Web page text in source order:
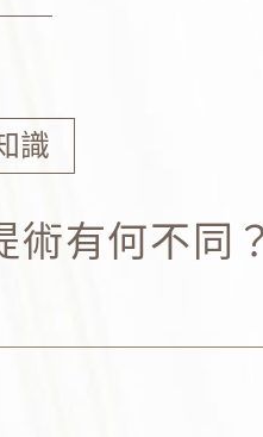
識
有何不同